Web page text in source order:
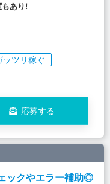
あり!
ッツリ稼ぐ
応募する
ックやエラー補助◎